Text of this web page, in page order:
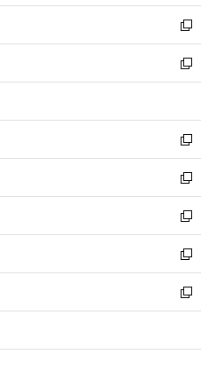
開
く
ウ
で
開
く
ン
ド
ウ
で
開
ウ
ィ
ン
ド
ウ
開
く
し
い
ウ
ィ
ン
ウ
で
開
く
新
し
い
ウ
ン
ド
ウ
で
開
く
新
し
ウ
ィ
ン
ド
ウ
で
開
く
新
し
い
ウ
ィ
ン
ド
ウ
で
開
新
し
い
ウ
ィ
ン
ド
ウ
開
新
し
い
ウ
ィ
ン
ウ
新
し
い
ウ
ン
新
し
ウ